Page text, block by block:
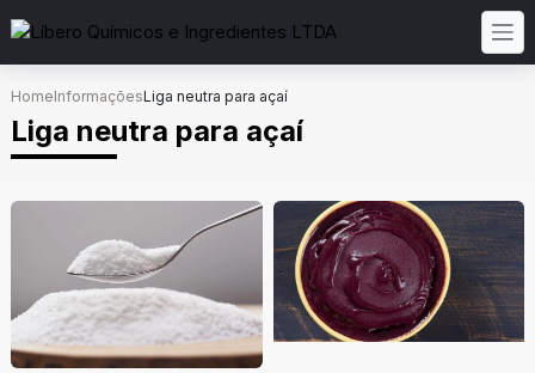
HomeInformaçõesLiga neutra para açaí
Liga neutra para açaí